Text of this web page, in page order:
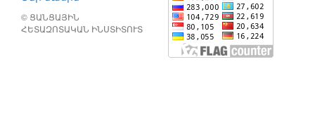
© ՑԱՆՑԱՅԻՆ
ՀԵՏԱԶՈՏԱԿԱՆ ԻՆՍՏԻՏՈՒՏ